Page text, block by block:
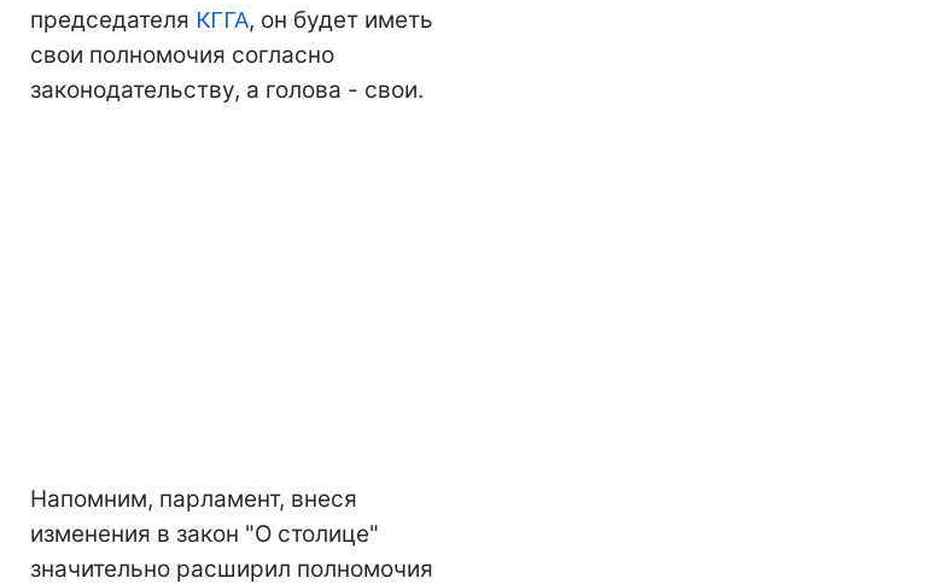
председателя КГГА, он будет иметь
свои полномочия согласно
законодательству, а голова - свои.
Напомним, парламент, внеся
изменения в закон "О столице"
значительно расширил полномочия